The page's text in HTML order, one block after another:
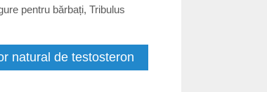
pentru bărbați, Tribulus
natural de testosteron